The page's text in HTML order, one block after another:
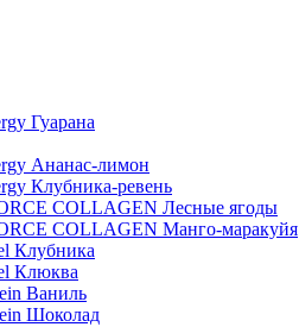
Гуарана
Ананас-лимон
Клубника-ревень
COLLAGEN Лесные ягоды
COLLAGEN Манго-маракуйя
Клубника
Клюква
Ваниль
Шоколад